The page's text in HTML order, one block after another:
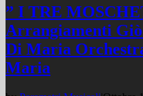
” I TRE
Arrangiamenti
Di Maria
Maria